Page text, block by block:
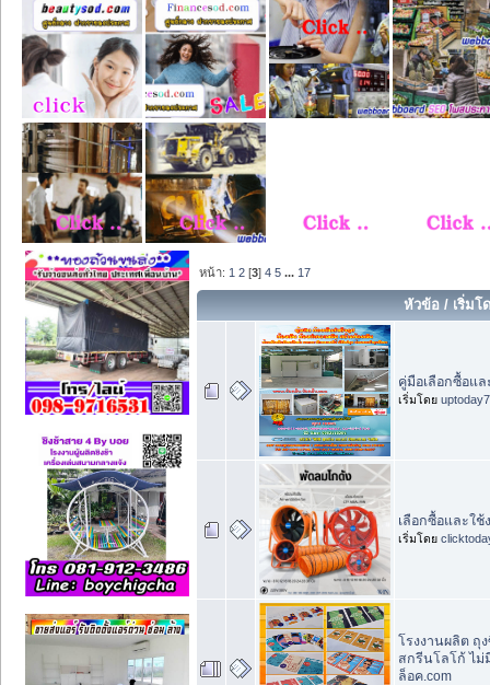
หน้า: 1 2 [3]4 5 ... 17
หัวข้อ / เริ่มโ
คู่มือเลือกซื้อแล
เริ่มโดย
เลือกซื้อและใ
เริ่มโดย
โรงงานผลิต ถุ
สกรีนโลโก้ ไม่
ล็อค.com